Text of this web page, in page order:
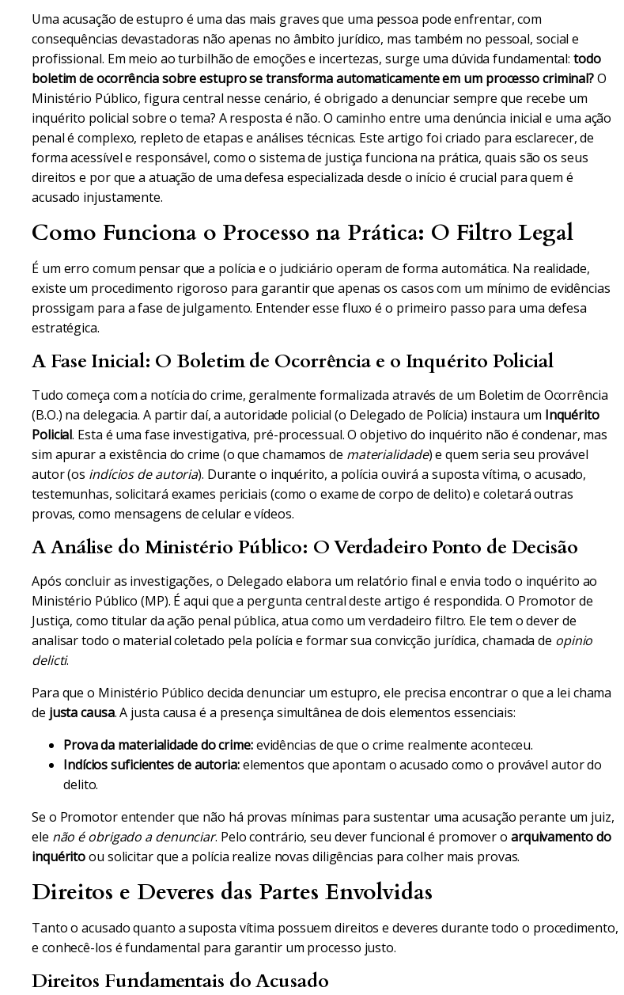
Uma acusação de estupro é uma das mais graves que uma pessoa pode enfrentar, com
consequências devastadoras não apenas no âmbito jurídico, mas também no pessoal, social e
profissional. Em meio ao turbilhão de emoções e incertezas, surge uma dúvida fundamental:todo
boletim de ocorrência sobre estupro se transforma automaticamente em um processo criminal?O
Ministério Público, figura central nesse cenário, é obrigado a denunciar sempre que recebe um
inquérito policial sobre o tema? A resposta é não. O caminho entre uma denúncia inicial e uma ação
penal é complexo, repleto de etapas e análises técnicas. Este artigo foi criado para esclarecer, de
forma acessível e responsável, como o sistema de justiça funciona na prática, quais são os seus
direitos e por que a atuação de uma defesa especializada desde o início é crucial para quem é
acusado injustamente.
Como Funciona o Processo na Prática: O Filtro Legal
É um erro comum pensar que a polícia e o judiciário operam de forma automática. Na realidade,
existe um procedimento rigoroso para garantir que apenas os casos com um mínimo de evidências
prossigam para a fase de julgamento. Entender esse fluxo é o primeiro passo para uma defesa
estratégica.
A Fase Inicial: O Boletim de Ocorrência e o Inquérito Policial
Tudo começa com a notícia do crime, geralmente formalizada através de um Boletim de Ocorrência
(B.O.) na delegacia. A partir daí, a autoridade policial (o Delegado de Polícia) instaura um Inquérito
Policial. Esta é uma fase investigativa, pré-processual. O objetivo do inquérito não é condenar, mas
sim apurar a existência do crime (o que chamamos de materialidade) e quem seria seu provável
autor (os indícios de autoria). Durante o inquérito, a polícia ouvirá a suposta vítima, o acusado,
testemunhas, solicitará exames periciais (como o exame de corpo de delito) e coletará outras
provas, como mensagens de celular e vídeos.
A Análise do Ministério Público: O Verdadeiro Ponto de Decisão
Após concluir as investigações, o Delegado elabora um relatório final e envia todo o inquérito ao
Ministério Público (MP). É aqui que a pergunta central deste artigo é respondida. O Promotor de
Justiça, como titular da ação penal pública, atua como um verdadeiro filtro. Ele tem o dever de
analisar todo o material coletado pela polícia e formar sua convicção jurídica, chamada de opinio
delicti.
Para que o Ministério Público decida denunciar um estupro, ele precisa encontrar o que a lei chama
de justa causa. A justa causa é a presença simultânea de dois elementos essenciais:
Prova da materialidade do crime:evidências de que o crime realmente aconteceu.
Indícios suficientes de autoria:elementos que apontam o acusado como o provável autor do
delito.
Se o Promotor entender que não há provas mínimas para sustentar uma acusação perante um juiz,
ele não é obrigado a denunciar. Pelo contrário, seu dever funcional é promover o arquivamento do
inquéritoou solicitar que a polícia realize novas diligências para colher mais provas.
Direitos e Deveres das Partes Envolvidas
Tanto o acusado quanto a suposta vítima possuem direitos e deveres durante todo o procedimento,
e conhecê-los é fundamental para garantir um processo justo.
Direitos Fundamentais do Acusado